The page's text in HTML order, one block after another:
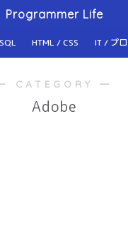
Programmer Life
SQL HTML / CSS IT / プ
CATEGORY ―
Adobe